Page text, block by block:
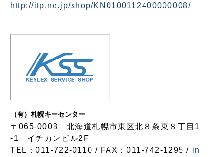
http://itp.ne.jp/shop/KN0100112400000008/
（有）札幌キーセンター
〒065-0008 北海道札幌市東区北８条東８丁目1
-1 イチカンビル2F
TEL：011-722-0110 / FAX：011-742-1295 / in